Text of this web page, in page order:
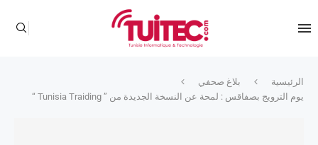
الرئيسية
بلاغ صحفي
يوم الترويج بصفاقس : لمحة عن النسخة الجديدة من ” Tunisia Traiding “